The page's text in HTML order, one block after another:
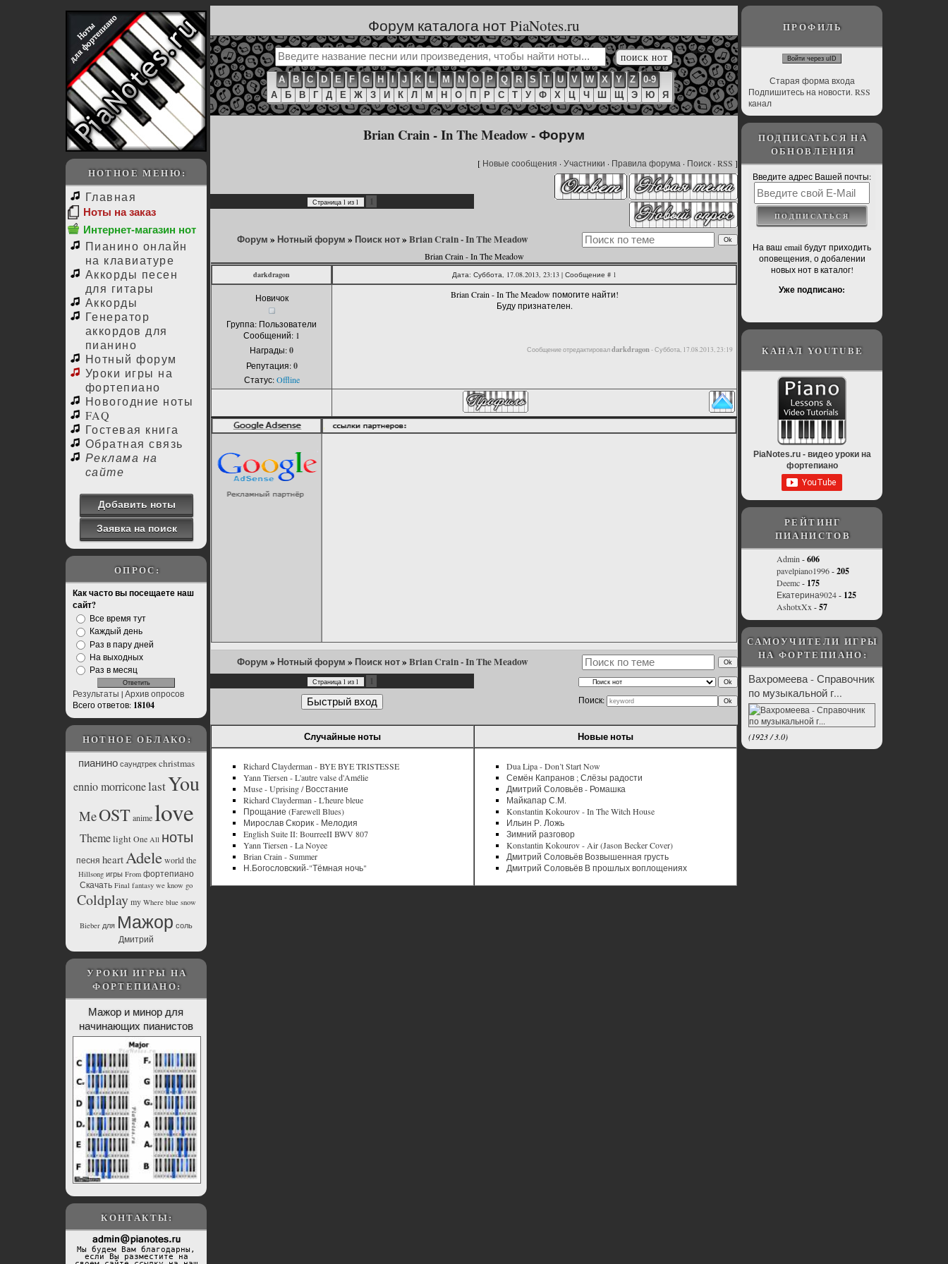
НОТНОЕ МЕНЮ:
Главная
Ноты на заказ
Интернет-магазин нот
Пианино онлайн
на клавиатуре
Аккорды песен
для гитары
Аккорды
Генератор
аккордов для
пианино
Нотный форум
Уроки игры на
фортепиано
Новогодние ноты
FAQ
Гостевая книга
Обратная связь
Реклама на
сайте
Добавить ноты
Заявка на поиск
ОПРОС:
Как часто вы посещаете наш
сайт?
Все время тут
Каждый день
Раз в пару дней
На выходных
Раз в месяц
Результаты |Архив опросов
Всего ответов: 18104
НОТНОЕ ОБЛАКО:
пианино саундтрек christmas
ennio morriconelastYou
MeOST anime love
Themelight One All ноты
песня heart Adeleworldthe
Hillsong игры From фортепиано
Скачать Final fantasy we know go
Coldplay my Where blue snow
Bieber для Мажор соль
Дмитрий
УРОКИ ИГРЫ НА
ФОРТЕПИАНО:
Мажор и минор для
начинающих пианистов
КОНТАКТЫ:
Мы будем Вам благодарны,
если Вы разместите на
Форум каталога нот PiaNotes.ru
A B C D E F G H I J K L M N O P Q R S T U V W X Y Z
0-9
А
Б В Г Д Е Ж З И К Л М Н О П Р С Т У Ф Х Ц Ч Ш Щ Э Ю Я
Brian Crain - In The Meadow - Форум
[ Новые сообщения · Участники · Правила форума · Поиск · RSS ]
Страница 1 из 1 1
Форум » Нотный форум » Поиск нот» Brian Crain - In The Meadow
Brian Crain - In The Meadow
darkdragon Дата: Суббота, 17.08.2013, 23:13 | Сообщение # 1
Новичок
Группа: Пользователи
Сообщений: 1
Награды:0
Репутация:0
Статус:Offline
Brian Crain - In The Meadow помогите найти!
Буду признателен.
Сообщение отредактировалdarkdragon-Суббота, 17.08.2013, 23:19
Форум » Нотный форум » Поиск нот» Brian Crain - In The Meadow
Страница 1 из 1 1
Поиск:
Случайные ноты Новые ноты
Richard Сlayderman - BYE BYE TRISTESSE
Yann Tiersen - L'autre valse d'Amélie
Muse - Uprising / Восстание
Richard Clayderman - L'heure bleue
Прощание (Farewell Blues)
Мирослав Скорик - Мелодия
English Suite II: BourreeII BWV 807
Yann Tiersen - La Noyee
Brian Crain - Summer
Н.Богословский-"Тёмная ночь"
Dua Lipa - Don’t Start Now
Семён Капранов ; Слёзы радости
Дмитрий Соловьёв - Ромашка
Майкапар С.М.
Konstantin Kokourov - In The Witch House
Ильин Р. Ложь
Зимний разговор
Konstantin Kokourov - Air (Jason Becker Cover)
Дмитрий Соловьёв Возвышенная грусть
Дмитрий Соловьёв В прошлых воплощениях
ПРОФИЛЬ
Войти через uID
Старая форма входа
Подпишитесь на новости. RSS
канал
ПОДПИСАТЬСЯ НА
ОБНОВЛЕНИЯ
Введите адрес Вашей почты:
На ваш email будут приходить
оповещения, о добалении
новых нот в каталог!
Уже подписано:
КАНАЛ YOUTUBE
PiaNotes.ru - видео уроки на
фортепиано
РЕЙТИНГ
ПИАНИСТОВ
Admin -606
pavelpiano1996-205
Deemc- 175
Екатерина9024- 125
AshotxXx -57
САМОУЧИТЕЛИ ИГРЫ
НА ФОРТЕПИАНО:
Вахромеева - Справочник
по музыкальной г...
(1923/3.0)